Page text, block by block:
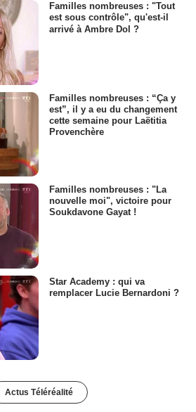
Familles nombreuses : "Tout
est sous contrôle", qu'est-il
arrivé à Ambre Dol ?
Familles nombreuses : “Ça y
est”, il y a eu du changement
cette semaine pour Laëtitia
Provenchère
Familles nombreuses : "La
nouvelle moi", victoire pour
Soukdavone Gayat !
Star Academy : qui va
remplacer Lucie Bernardoni ?
Actus Téléréalité